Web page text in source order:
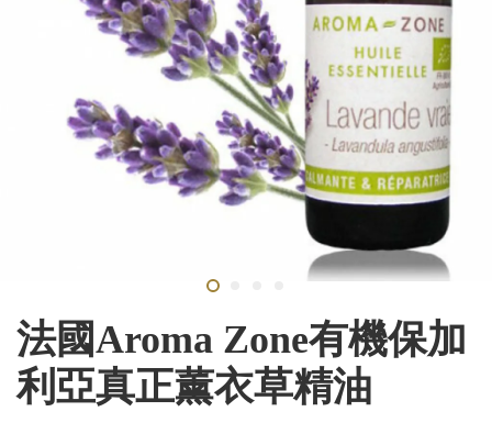
法國Aroma Zone有機保加
利亞真正薰衣草精油